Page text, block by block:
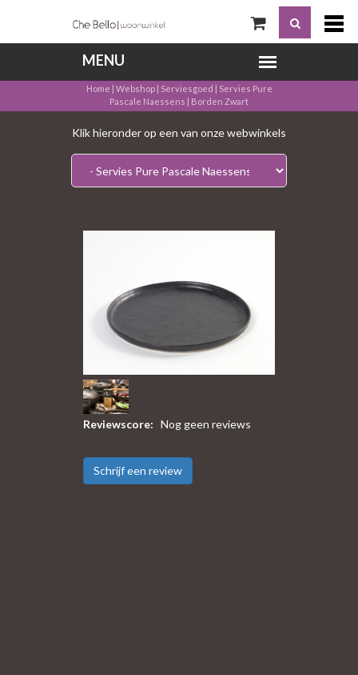
Home | Webshop| Serviesgoed | Servies Pure
Pascale Naessens | Borden Zwart
Klik hieronder op een van onze webwinkels
Reviewscore: Nog geen reviews
Schrijf een review